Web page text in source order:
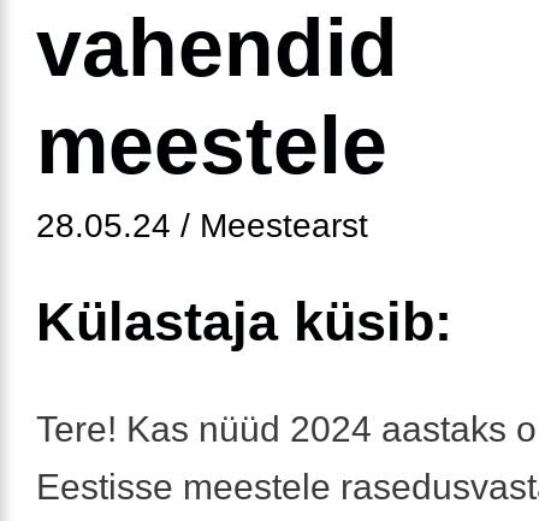
vahendid
meestele
28.05.24 / Meestearst
Külastaja küsib:
Tere! Kas nüüd 2024 aastaks
Eestisse meestele